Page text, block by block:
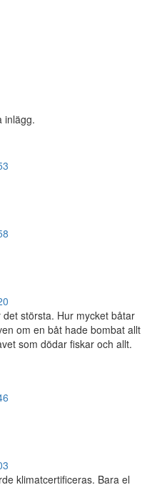
inlägg.
största. Hur mycket båtar
om en båt hade bombat allt
som dödar fiskar och allt.
klimatcertificeras. Bara el